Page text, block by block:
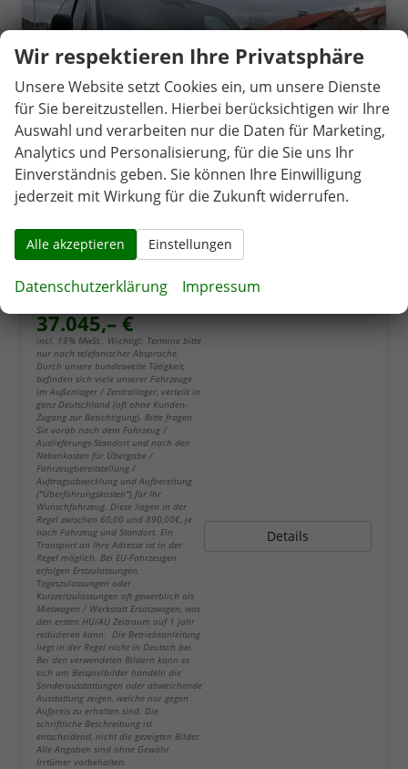
sofort lieferbar (bitte nach Standort fragen)
37.045,– €
incl. 19% MwSt.. Wichtig!: Termine bitte
nur nach telefonischer Absprache.
Durch unsere bundesweite Tätigkeit,
befinden sich viele unserer Fahrzeuge
im Außenlager / Zentrallager, verteilt in
ganz Deutschland (oft ohne Kunden-
Zugang zur Besichtigung). Bitte fragen
Sie vorab nach dem Fahrzeug /
Auslieferungs-Standort und nach den
Nebenkosten für Übergabe /
Fahrzeugbereitstellung /
Auftragsabwicklung und Aufbereitung
("Überführungskosten") für Ihr
Wunschfahrzeug. Diese liegen in der
Regel zwischen 60,00 und 890,00€, je
nach Fahrzeug und Standort. Ein
Transport an Ihre Adresse ist in der
Regel möglich. Bei EU-Fahrzeugen
erfolgen Erstzulassungen,
Tageszulassungen oder
Kurzzeitzulassungen oft gewerblich als
Mietwagen / Werkstatt Ersatzwagen, was
den ersten HU/AU Zeitraum auf 1 Jahr
reduzieren kann. Die Betriebsanleitung
liegt in der Regel nicht in Deutsch bei.
Bei den verwendeten Bildern kann es
sich um Beispielbilder handeln die
Sonderausstattungen oder abweichende
Ausstattung zeigen, welche nur gegen
Aufpreis zu erhalten sind. Die
schriftliche Beschreibung ist
entscheidend, nicht die gezeigten Bilder.
Alle Angaben sind ohne Gewähr.
Irrtümer vorbehalten.
Details
Wir respektieren Ihre Privatsphäre
Unsere Website setzt Cookies ein, um unsere Dienste
für Sie bereitzustellen. Hierbei berücksichtigen wir Ihre
Auswahl und verarbeiten nur die Daten für Marketing,
Analytics und Personalisierung, für die Sie uns Ihr
Einverständnis geben. Sie können Ihre Einwilligung
jederzeit mit Wirkung für die Zukunft widerrufen.
Alle akzeptieren Einstellungen
Datenschutzerklärung Impressum